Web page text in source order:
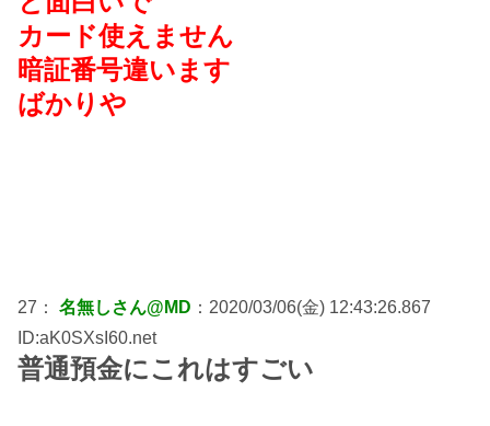
カード使えません
暗証番号違います
ばかりや
27： 名無しさん@MD ：2020/03/06(金) 12:43:26.867
ID:aK0SXsI60.net
普通預金にこれはすごい